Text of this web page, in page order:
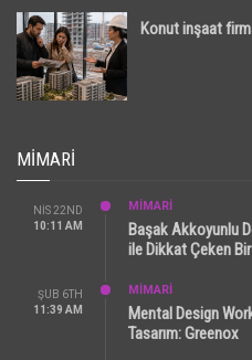
Konut inşaat
MIMARI
NIS 22ND
10:11 AM
MİMARİ
Başak Akkoyunlu
ile Dikkat Çeken Bir
ŞUB 6TH
11:39 AM
MİMARİ
Mental Design
Tasarım: Greenox